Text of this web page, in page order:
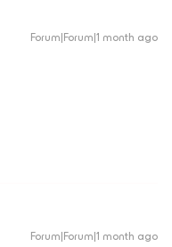
Forum|Forum|1 month ago
Forum|Forum|1 month ago